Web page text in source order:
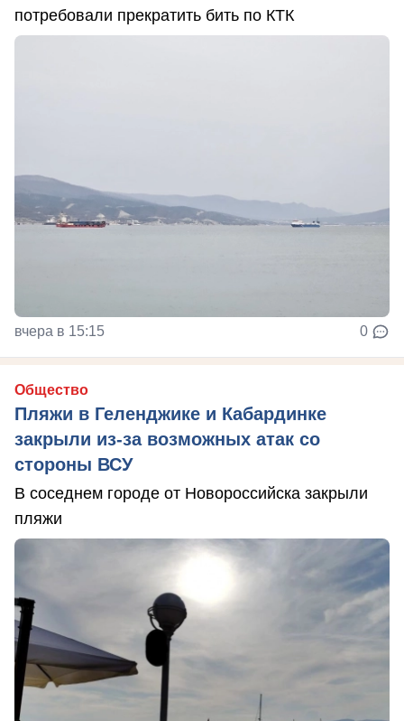
потребовали прекратить бить по КТК
вчера в 15:15 0
Общество
Пляжи в Геленджике и Кабардинке
закрыли из-за возможных атак со
стороны ВСУ
В соседнем городе от Новороссийска закрыли
пляжи